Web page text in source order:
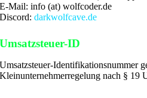
E-Mail: info (at) wolfcoder.de
Discord: darkwolfcave.de
Umsatzsteuer-ID
Umsatzsteuer-Identifikationsnummer
Kleinunternehmerregelung nach § 19